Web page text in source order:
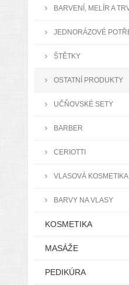
BARVENÍ, MELÍR A
JEDNORÁZOVÉ
ŠTĚTKY
OSTATNÍ PRODUKTY
UČŇOVSKÉ SETY
BARBER
CERIOTTI
VLASOVÁ KOSMETIKA
BARVY NA VLASY
KOSMETIKA
MASÁŽE
PEDIKÚRA